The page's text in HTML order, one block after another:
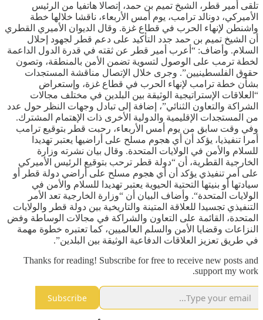
تلقى أمير قطر، الشيخ تميم بن حمد، إتصالا هاتفيا من الرئيس
الأميركي، دونالد ترامب، يوم أمس الأربعاء، ناقشا خلالها خطة
واشنطن لإنهاء الحرب في قطاع غزة. وقال الديوان الأميري القطري
أن الشيخ تميم بن حمد جدد التأكيد على دعم قطر لجهود إحلال
السلام. وأضاف: “أعرب أمير قطر عن ثقته في قدرة الدول الداعمة
لخطة ترمب على الوصول لتسوية تضمن الأمن بالمنطقة، وتصون
حقوق الفلسطينيين”. وجرى خلال الإتصال مناقشة المستجدات
بشأن خطة ترامب لإنهاء الحرب في قطاع غزة، وإستعراض
“العلاقات الإستراتيجية الوثيقة بين البلدين في مختلف مجالات
الشراكة والتعاون الثنائي”، إضافة إلى تبادل وجهات النظر حول عدد
من المستجدات الإقليمية والدولية الأخرى ذات الإهتمام المشترك.
وفي وقت سابق من يوم أمس الأربعاء، رحبت قطر بتوقيع ترامب
أمرا تنفيذيا، يؤكد أن أي هجوم مسلح على أراضيها يعتبر تهديدا
للسلام والأمن في الولايات المتحدة. وقال بيان نشرته وزارة
الخارجية القطرية، أن “دولة قطر ترحب بتوقيع الرئيس الأميركي
على أمر تنفيذي يؤكد أن أي هجوم مسلح على أراضي دولة قطر أو
سيادتها أو بنيتها التحتية الحيوية يعتبر تهديدا للسلام والأمن في
الولايات المتحدة“. وأضاف البيان أن “وزارة الخارجية تعد الأمر
التنفيذي تجسيدا للعلاقة المتينة والتاريخية بين دولة قطر والولايات
المتحدة، القائمة على التعاون والشراكة في مجالات الوساطة وفض
النزاعات وقضايا الأمن والسلم العالميين، كما تعتبره خطوة مهمة
في طريق تعزيز العلاقات الدفاعية الوثيقة بين البلدين”.
Thanks for reading! Subscribe for free to receive new posts and
support my work.
Subscribe